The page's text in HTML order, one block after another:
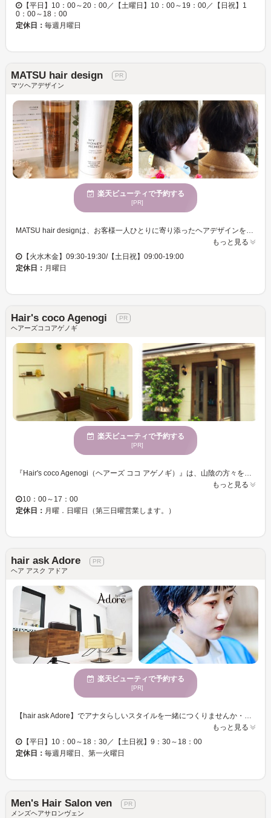
【平日】10：00～20：00／【土曜日】10：00～19：00／【日祝】1
0：00～18：00
定休日： 毎週月曜日
MATSU hair design
マツヘアデザイン
楽天ビューティで予約する
[PR]
MATSU hair designは、お客様一人ひとりに寄り添ったヘアデザインを大切にしています。店内は、品格のあるレースで装飾され、訪れる人々に安らぎと美しさを提供します。特に、繊細な技術で頭皮や髪質の改善をサポートし、内側から健康的な髪を育てることを重視しています。デザインにおいては、カウンセリングを大切にし、機能性とスタイルを両立させた、あなただけの魅力を引き出す提案をいたします。優雅な空間でリラックスしながら、なりたい自分を叶えませんか？また、お子様連れでも気兼ねなく訪れることができ、駐車場完備で安心です。クレジットカードの利用も可能ですので、アクセスも便利です。
もっと見る
【火水木金】09:30-19:30/【土日祝】09:00-19:00
定休日： 月曜日
Hair's coco Agenogi
ヘアーズココアゲノギ
楽天ビューティで予約する
[PR]
『Hair's coco Agenogi（ヘアーズ ココ アゲノギ）』は、山陰の方々をステキにしたいと言う思いを形にするためにサロンをオープンしました♪お客様、一人ひとりに合わせたメニューをご提案致します☆ハンドドライで決まる♪毎日のお手入れ簡単！！再現性の高いスタイルを作ります☆ 店内は、フレンチアンティークな空間になっており、大人からお子様まで、幅広い年代の方にリラックスして頂けます。日常を離れ、ゆっくりした時間をお過ごし下さい。 ☆こだわりメニュー☆ 髪に負担をかけない事とその方に合うヘアスタイルを見極め提案しています。「ミネラルカラー」「ミネラルパーマ」は新規の方限定、電子トリートメント付き☆ダメージを気にせずにヘアスタイルをもっと楽しみませんか？ 『Hair's coco Agenogi』で、日常が楽しくなるスタイルチェンジを・・・♪
もっと見る
10：00～17：00
定休日： 月曜．日曜日（第三日曜営業します。）
hair ask Adore
ヘア アスク アドア
楽天ビューティで予約する
[PR]
【hair ask Adore】でアナタらしいスタイルを一緒につくりませんか・・・？ 経験豊富なスタイリストが時間をかけてカウンセリングを行い、丁寧に心を込めて施術いたします。 まずはお客様の『なりたいイメージ』をお聞かせください。初めての方も安心してどうぞ☆ 【駐車場あり】お買い物の合間など、ご予定に合わせてお立ち寄りください。 また、メニュー選びに迷われた方は、スタッフまでご相談くださいね。 店内は、白を基調とした明るい雰囲気で開放感たっぷり！ サロンTIMEをゆったりとくつろげるアットホームな空間となっています。リラックスしてお寛ぎください。 皆様にお会いできることをSTAFF一同、心より楽しみにしています。
もっと見る
【平日】10：00～18：30／【土日祝】9：30～18：00
定休日： 毎週月曜日、第一火曜日
Men's Hair Salon ven
メンズヘアサロンヴェン